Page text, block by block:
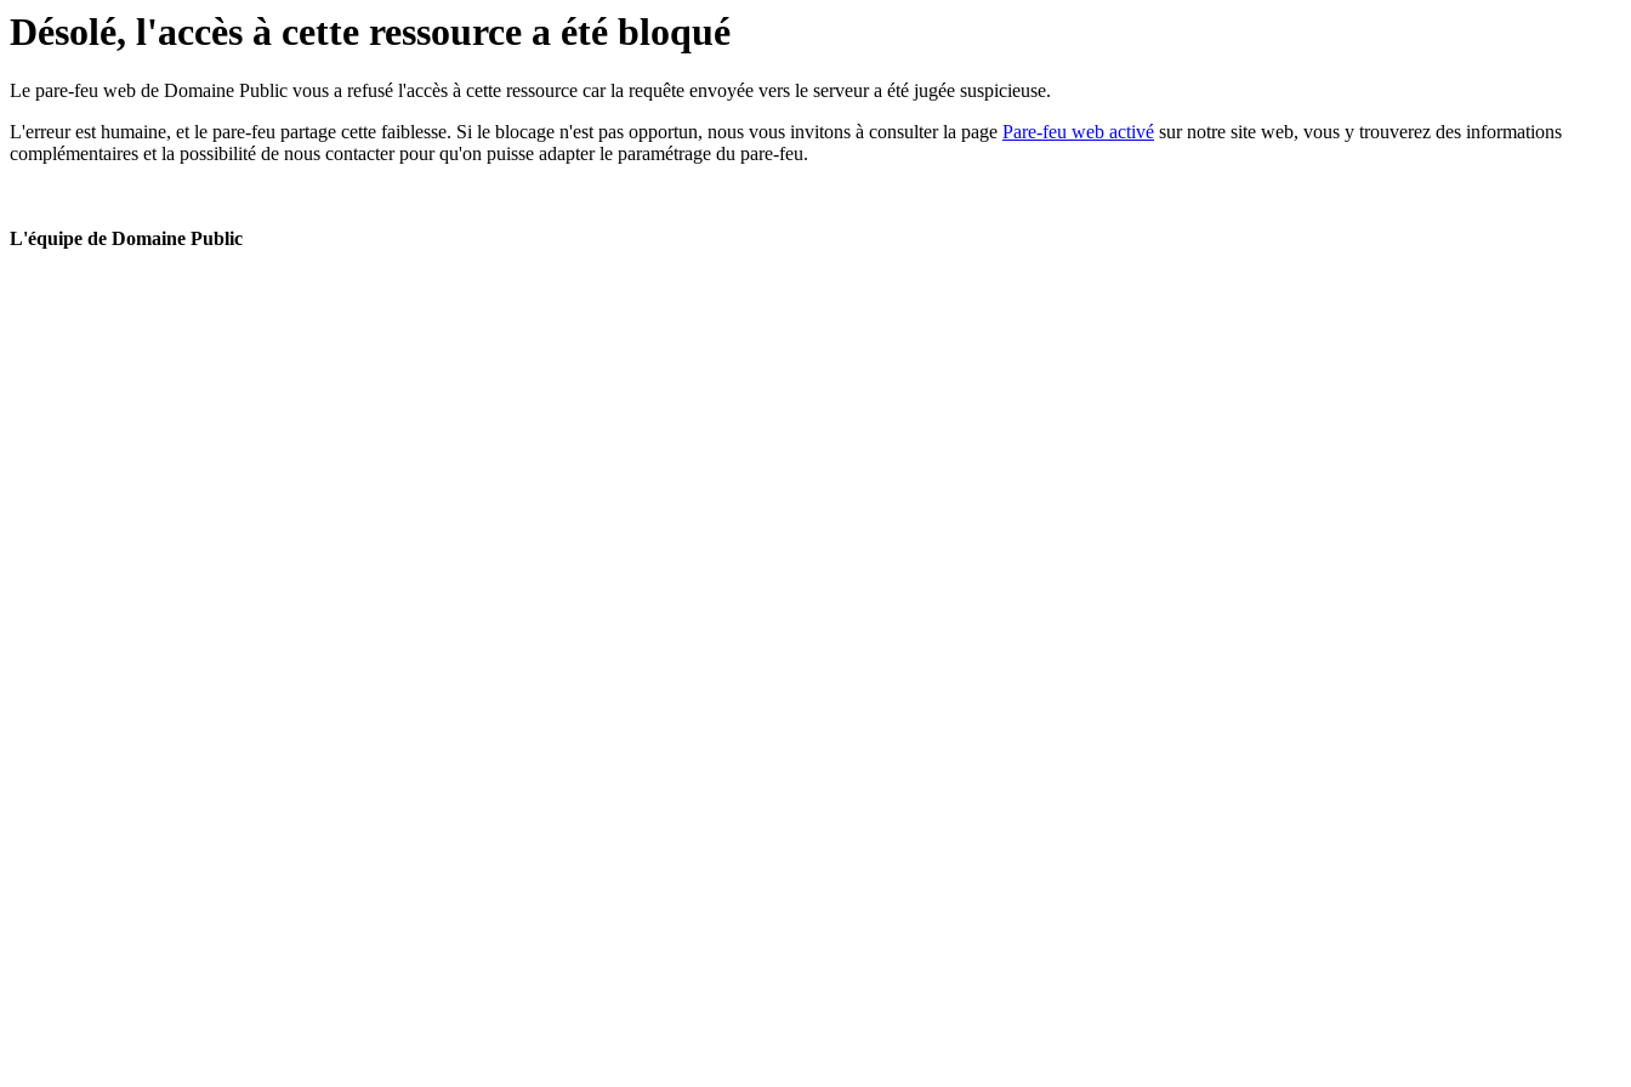
Désolé, l'accès à cette ressource a été bloqué
Le pare-feu web de Domaine Public vous a refusé l'accès à cette ressource car la requête envoyée vers le serveur a été jugée suspicieuse.
L'erreur est humaine, et le pare-feu partage cette faiblesse. Si le blocage n'est pas opportun, nous vous invitons à consulter la page Pare-feu web activé sur notre site web, vous y trouverez des informations
complémentaires et la possibilité de nous contacter pour qu'on puisse adapter le paramétrage du pare-feu.
L'équipe de Domaine Public